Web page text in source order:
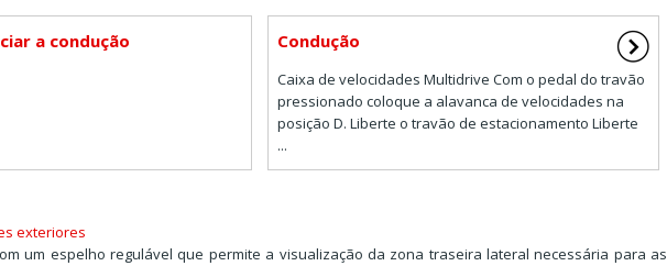
a condução Condução
Caixa de velocidades Multidrive Com o pedal do travão
pressionado coloque a alavanca de velocidades na
posição D. Liberte o travão de estacionamento Liberte
...
exteriores
um espelho regulável que permite a visualização da zona traseira lateral necessária para as